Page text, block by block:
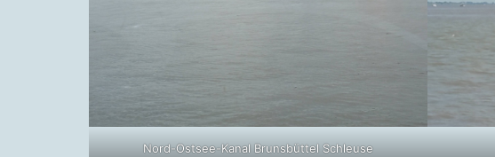
Nord-Ostsee-Kanal Brunsbüttel Schleuse